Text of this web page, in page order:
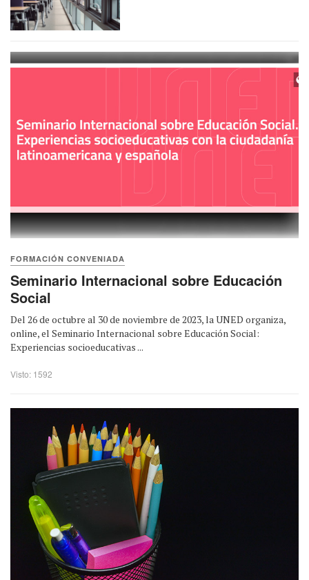
FORMACIÓN CONVENIADA
Seminario Internacional sobre Educación
Social
Del 26 de octubre al 30 de noviembre de 2023, la UNED organiza,
online, el Seminario Internacional sobre Educación Social:
Experiencias socioeducativas ...
Visto: 1592